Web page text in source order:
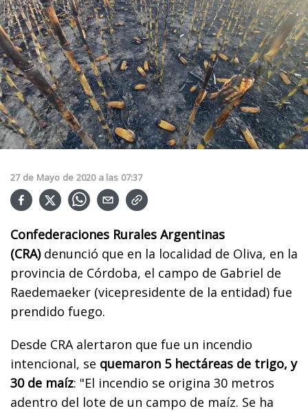
27 de Mayo de 2020 a las 07:37
Confederaciones Rurales Argentinas
(CRA)denunció que en la localidad de Oliva, en la
provincia de Córdoba, el campo de Gabriel de
Raedemaeker (vicepresidente de la entidad) fue
prendido fuego.
Desde CRA alertaron que fue un incendio
intencional, se quemaron 5 hectáreas de trigo, y
30 de maíz: "El incendio se origina 30 metros
adentro del lote de un campo de maíz. Se ha